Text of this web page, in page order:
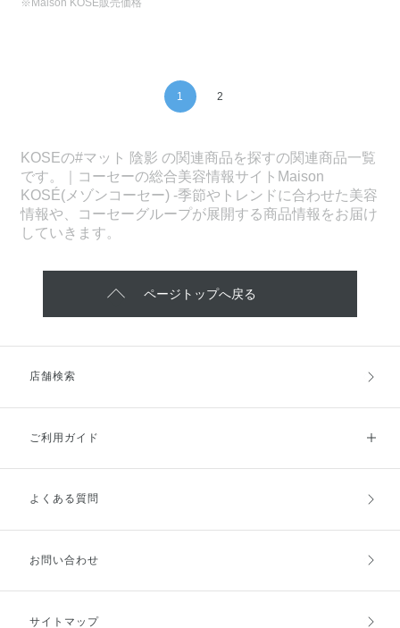
1 2
KOSEの#マット 陰影 の関連商品を探すの関連商品一覧
です。｜コーセーの総合美容情報サイトMaison
KOSÉ(メゾンコーセー) -季節やトレンドに合わせた美容
情報や、コーセーグループが展開する商品情報をお届け
していきます。
ページトップへ戻る
店舗検索
ご利用ガイド
ご利用ガイドトップ
お支払方法
キャンセル・返品・交換
よくある質問
お問い合わせ
サイトマップ